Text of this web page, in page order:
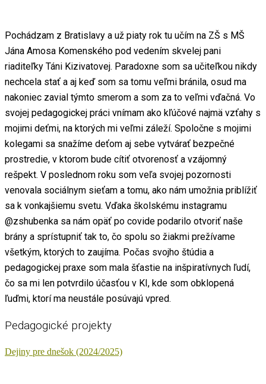
Pochádzam z Bratislavy a už piaty rok tu učím na ZŠ s MŠ
Jána Amosa Komenského pod vedením skvelej pani
riaditeľky Táni Kizivatovej. Paradoxne som sa učiteľkou nikdy
nechcela stať a aj keď som sa tomu veľmi bránila, osud ma
nakoniec zavial týmto smerom a som za to veľmi vďačná. Vo
svojej pedagogickej práci vnímam ako kľúčové najmä vzťahy s
mojimi deťmi, na ktorých mi veľmi záleží. Spoločne s mojimi
kolegami sa snažíme deťom aj sebe vytvárať bezpečné
prostredie, v ktorom bude cítiť otvorenosť a vzájomný
rešpekt. V poslednom roku som veľa svojej pozornosti
venovala sociálnym sieťam a tomu, ako nám umožnia priblížiť
sa k vonkajšiemu svetu. Vďaka školskému instagramu
@zshubenka sa nám opäť po covide podarilo otvoriť naše
brány a sprístupniť tak to, čo spolu so žiakmi prežívame
všetkým, ktorých to zaujíma. Počas svojho štúdia a
pedagogickej praxe som mala šťastie na inšpiratívnych ľudí,
čo sa mi len potvrdilo účasťou v KI, kde som obklopená
ľuďmi, ktorí ma neustále posúvajú vpred.
Pedagogické projekty
Dejiny pre dnešok (2024/2025)